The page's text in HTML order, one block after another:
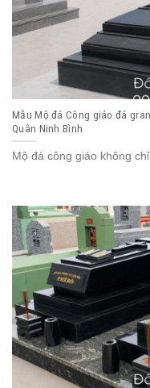
Mẫu Mộ đá Công giáo đá
Quân Ninh Bình
Mộ đá công giáo không